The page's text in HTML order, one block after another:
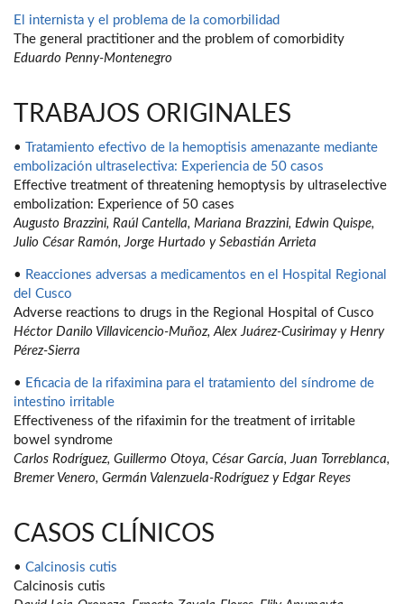
El internista y el problema de la comorbilidad
The general practitioner and the problem of comorbidity
Eduardo Penny-Montenegro
TRABAJOS ORIGINALES
•
Tratamiento efectivo de la hemoptisis amenazante mediante
embolización ultraselectiva: Experiencia de 50 casos
Effective treatment of threatening hemoptysis by ultraselective
embolization: Experience of 50 cases
Augusto Brazzini, Raúl Cantella, Mariana Brazzini, Edwin Quispe,
Julio César Ramón, Jorge Hurtado y Sebastián Arrieta
• Reacciones adversas a medicamentos en el Hospital Regional
del Cusco
Adverse reactions to drugs in the Regional Hospital of Cusco
Héctor Danilo Villavicencio-Muñoz, Alex Juárez-Cusirimay y Henry
Pérez-Sierra
• Eficacia de la rifaximina para el tratamiento del síndrome de
intestino irritable
Effectiveness of the rifaximin for the treatment of irritable
bowel syndrome
Carlos Rodríguez, Guillermo Otoya, César García, Juan Torreblanca,
Bremer Venero, Germán Valenzuela-Rodríguez y Edgar Reyes
CASOS CLÍNICOS
• Calcinosis cutis
Calcinosis cutis